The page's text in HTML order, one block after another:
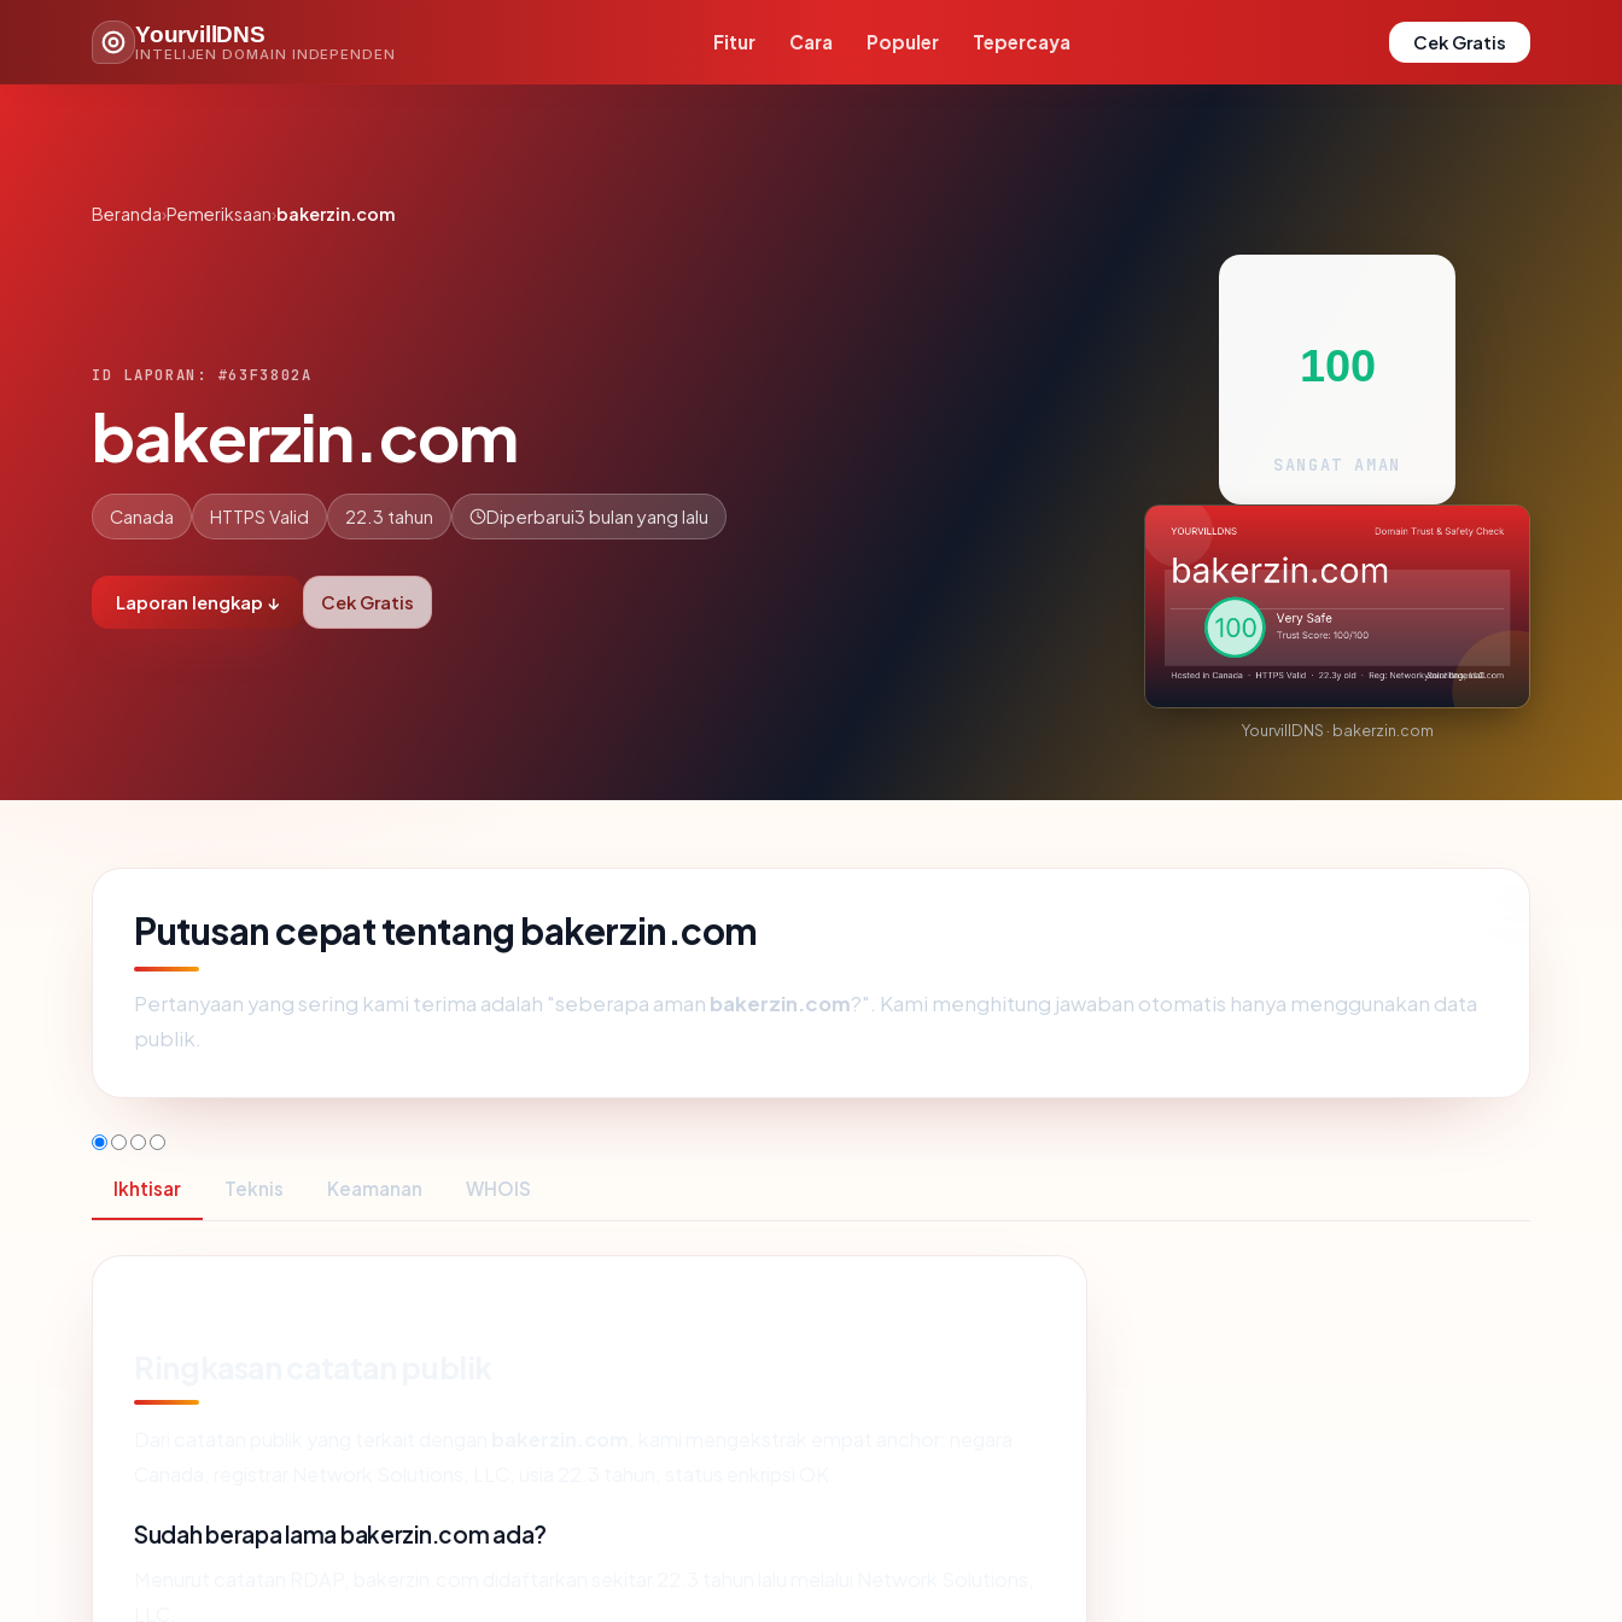
YourvillDNS
INTELIJEN DOMAIN INDEPENDEN
Fitur Cara Populer Tepercaya Cek Gratis
Beranda›Pemeriksaan›bakerzin.com
ID LAPORAN: #63F3802A
bakerzin.com
Canada HTTPS Valid 22.3 tahun Diperbarui3 bulan yang lalu
Laporan lengkap ↓ Cek Gratis
100
SANGAT AMAN
YourvillDNS · bakerzin.com
Putusan cepat tentang bakerzin.com
Pertanyaan yang sering kami terima adalah "seberapa aman bakerzin.com?". Kami menghitung jawaban otomatis hanya menggunakan data
publik.
Ikhtisar Teknis Keamanan WHOIS
Sudah berapa lama bakerzin.com ada?